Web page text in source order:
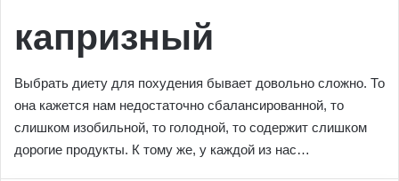
капризный
Выбрать диету для похудения бывает довольно сложно. То
она кажется нам недостаточно сбалансированной, то
слишком изобильной, то голодной, то содержит слишком
дорогие продукты. К тому же, у каждой из нас…